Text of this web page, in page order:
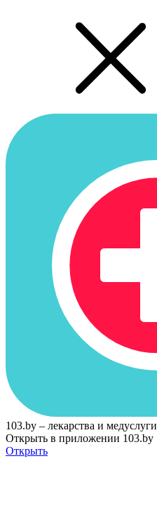
103.by – лекарства и медуслуги
Открыть в приложении 103.by
Открыть